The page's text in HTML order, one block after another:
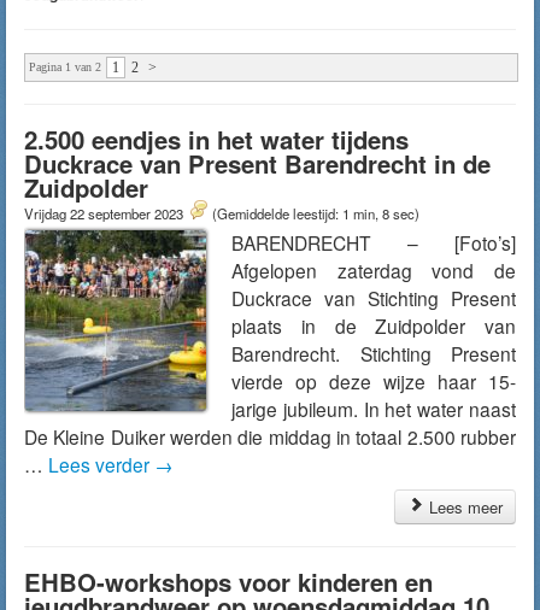
Pagina 1 van 2 1 2 >
2.500 eendjes in het water tijdens
Duckrace van Present Barendrecht in de
Zuidpolder
Vrijdag 22 september 2023 (Gemiddelde leestijd: 1 min, 8 sec)
BARENDRECHT – [Foto’s]
Afgelopen zaterdag vond de
Duckrace van Stichting Present
plaats in de Zuidpolder van
Barendrecht. Stichting Present
vierde op deze wijze haar 15-
jarige jubileum. In het water naast
De Kleine Duiker werden die middag in totaal 2.500 rubber
… Lees verder →
Lees meer
EHBO-workshops voor kinderen en